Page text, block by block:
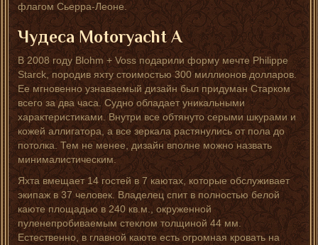
флагом Сьерра-Леоне.
ЧудесаMotoryacht A
В 2008 году Blohm + Voss подарили форму мечте Philippe
Starck, породив яхту стоимостью 300 миллионов долларов.
Ее мгновенно узнаваемый дизайн был придуман Старком
всего за два часа. Судно обладает уникальными
характеристиками. Внутри все обтянуто серыми шкурами и
кожей аллигатора, а все зеркала растянулись от пола до
потолка. Тем не менее, дизайн вполне можно назвать
минималистическим.
Яхта вмещает 14 гостей в 7 каютах, которые обслуживает
экипаж в 37 человек. Владелец спит в полностью белой
каюте площадью в 240 кв.м., окруженной
пуленепробиваемым стеклом толщиной 44 мм.
Естественно, в главной каюте есть огромная кровать на